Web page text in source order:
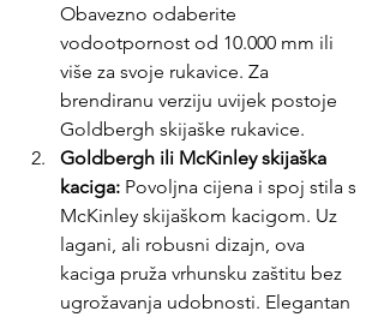
Obavezno odaberite
vodootpornost od 10.000 mm ili
više za svoje rukavice. Za
brendiranu verziju uvijek postoje
Goldbergh skijaške rukavice.
Goldbergh ili McKinley skijaška
kaciga: Povoljna cijena i spoj stila s
McKinley skijaškom kacigom. Uz
lagani, ali robusni dizajn, ova
kaciga pruža vrhunsku zaštitu bez
ugrožavanja udobnosti. Elegantan